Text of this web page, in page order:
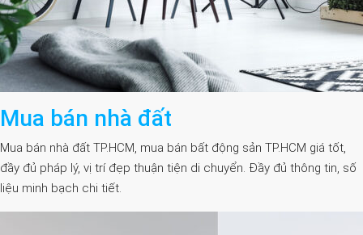
Mua bán nhà đất
Mua bán nhà đất TP.HCM, mua bán bất động sản TP.HCM giá tốt,
đầy đủ pháp lý, vị trí đẹp thuận tiện di chuyển. Đầy đủ thông tin, số
liệu minh bạch chi tiết.